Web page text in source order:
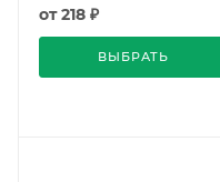
от218 ₽
ВЫБРАТЬ